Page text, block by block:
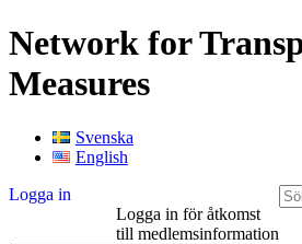
Network for
Measures
Svenska
English
Logga in
Logga in för åtkomst
till medlemsinformation